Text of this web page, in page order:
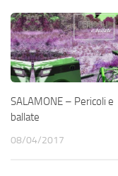
SALAMONE – Pericoli e
ballate
08/04/2017